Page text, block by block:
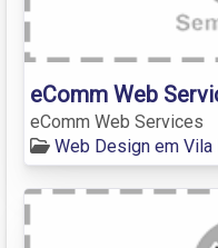
eComm Web
eComm Web Services
Web Design em Vila